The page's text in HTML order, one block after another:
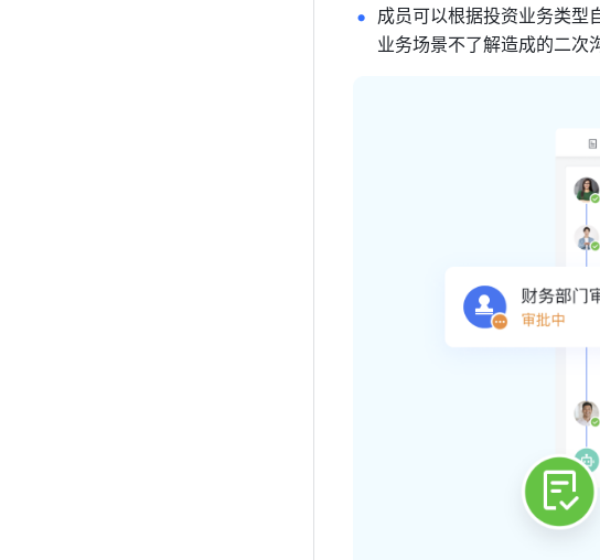
成员可以根据投资业务类型
业务场景不了解造成的二次